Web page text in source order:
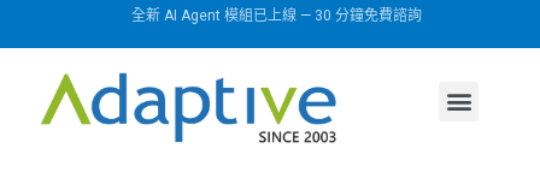
全新 AI Agent 模組已上線 — 30 分鐘免費諮詢